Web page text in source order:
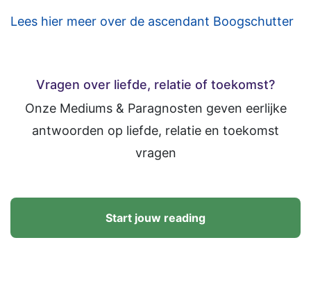
Lees hier meer over de ascendant Boogschutter
Vragen over liefde, relatie of toekomst?
Onze Mediums & Paragnosten geven eerlijke
antwoorden op liefde, relatie en toekomst
vragen
Start jouw reading